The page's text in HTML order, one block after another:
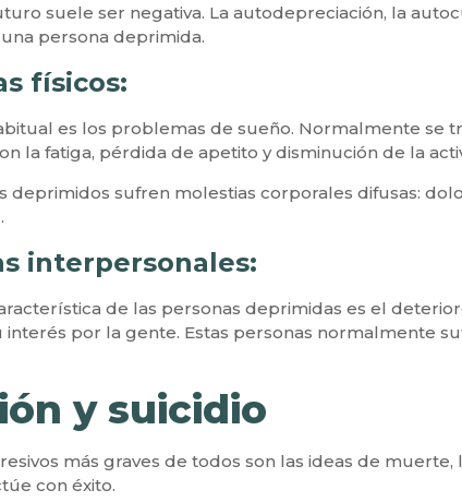
suele ser negativa. La autodepreciación, la
persona deprimida.
físicos:
es los problemas de sueño. Normalmente se
la fatiga, pérdida de apetito y disminución de la
deprimidos sufren molestias corporales difusas:
interpersonales:
de las personas deprimidas es el
interés por la gente. Estas personas normalmente
y suicidio
más graves de todos son las ideas de
con éxito.